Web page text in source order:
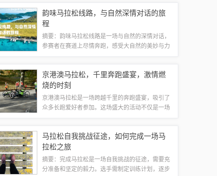
盛宴不仅是跑者们挑战自我、超越极限的舞台...
韵味马拉松线路，与自然深情对话的旅
程
摘要：韵味马拉松线路是一场与自然的深情对话，
参赛者在赛道上尽情奔跑，感受大自然的美妙与力
种享受，一种心灵的洗礼。随着社会的快速发...
京港澳马拉松，千里奔跑盛宴，激情燃
烧的时刻
京港澳马拉松是一场跨越千里的奔跑盛宴，吸引了
众多长跑爱好者参加。这场盛大的活动不仅是一场
人类坚韧不拔的精神风貌。当晨曦的第一缕阳...
马拉松自我挑战征途，如何完成一场马
拉松之旅
摘要：完成马拉松是一场自我挑战的征途，需要充
分准备和坚定的毅力。选手需制定训练计划，逐步